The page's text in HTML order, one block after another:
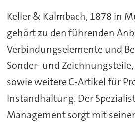
Keller & Kalmbach, 1878 in
gehört zu den führenden
Verbindungselemente und
Sonder- und
sowie weitere C-Artikel für
Instandhaltung. Der
Management sorgt mit